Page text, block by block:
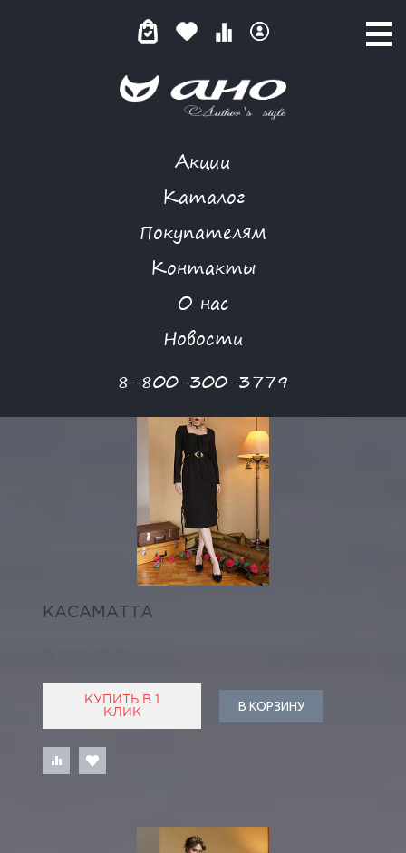
Акции
Каталог
Покупателям
Контакты
О нас
Новости
8-800-300-3779
КАТАЛОГ ТОВАРОВ
КАСАМАТТА
КУПИТЬ В 1
КЛИК
В КОРЗИНУ